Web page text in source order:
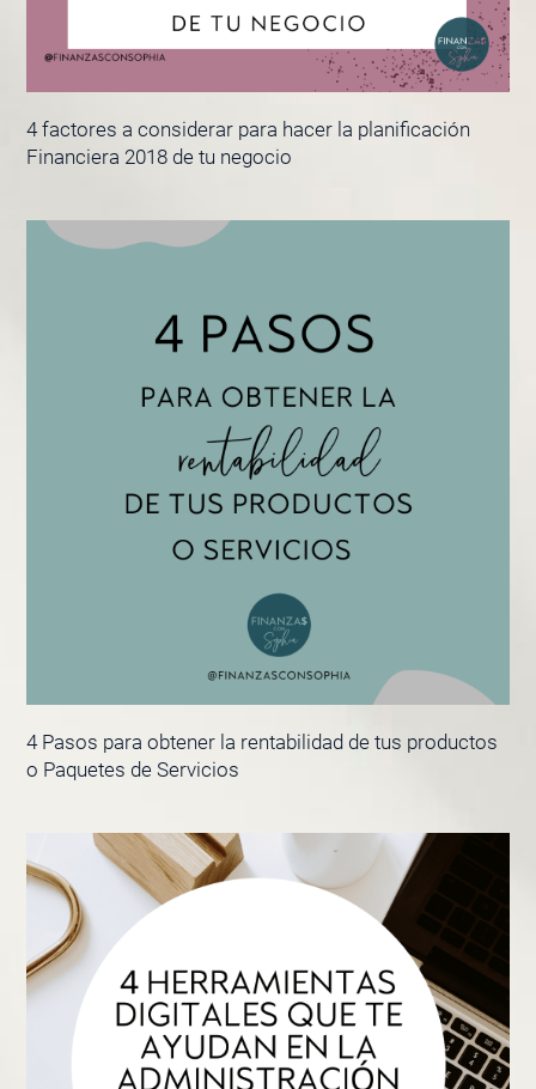
4 factores a considerar para hacer la planificación
Financiera 2018 de tu negocio
4 Pasos para obtener la rentabilidad de tus productos
o Paquetes de Servicios